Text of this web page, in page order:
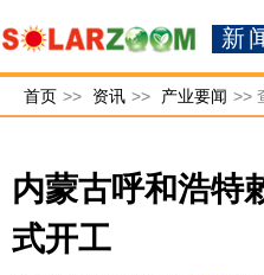
新
首页 >> 资讯 >> 产业要闻 >>
内蒙古呼和浩特
式开工